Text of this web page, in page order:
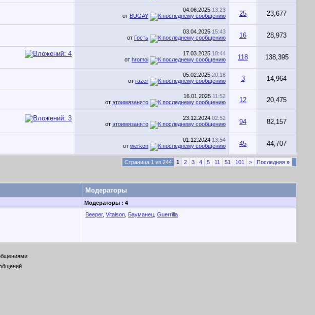
04.06.2025 13:23
от BUGAY 25 23,677
03.04.2025 15:43
от Гость 16 28,973
17.03.2025 18:44
от hromoi 118 138,395
05.02.2025 20:18
от razer 3 14,964
16.01.2025 11:52
от этоимязанято 12 20,475
23.12.2024 02:52
от этоимязанято 94 82,157
01.12.2024 13:54
от werkon 45 44,707
Страница 1 из 244 1 2 3 4 5 11 51 101 > Последняя »
Модераторы
Модераторы : 4
Beeper, Vitalson Бауманец Guerrilla